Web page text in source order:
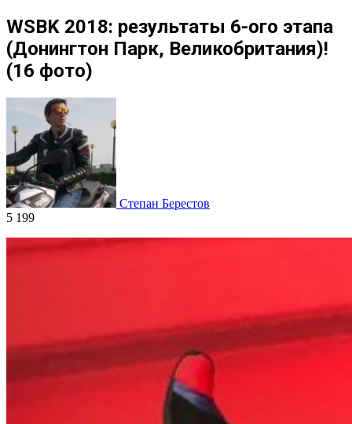
WSBK 2018: результаты 6-ого этапа
(Донингтон Парк, Великобритания)!
(16 фото)
Степан Берестов
5 199